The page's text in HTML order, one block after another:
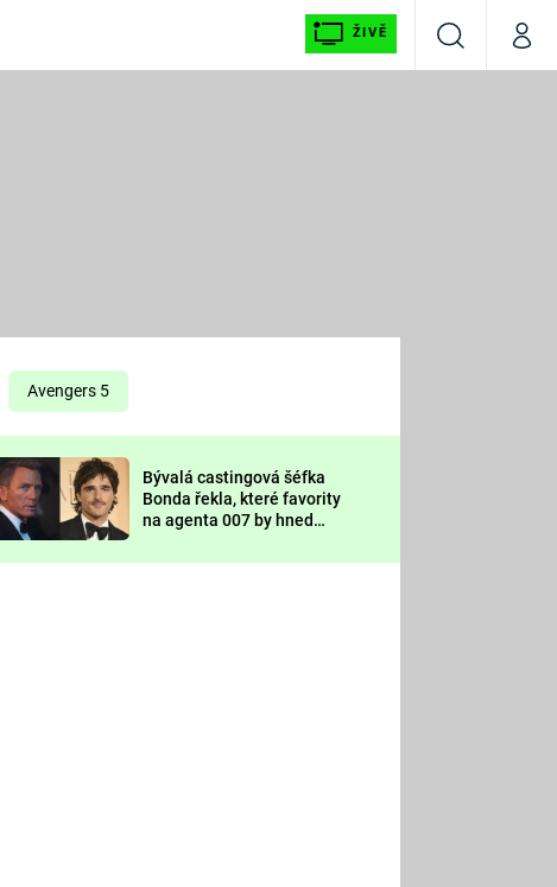
ŽIVĚ
VyhledáváníMůj
Prima LAJK
Sledujte nás
Avengers 5
Bývalá castingová šéfka
Bonda řekla, které favority
na agenta 007 by hned